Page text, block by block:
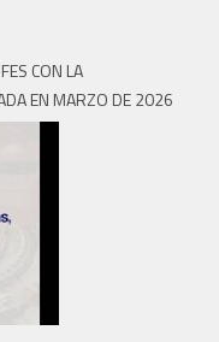
CON LA
EN MARZO DE 2026